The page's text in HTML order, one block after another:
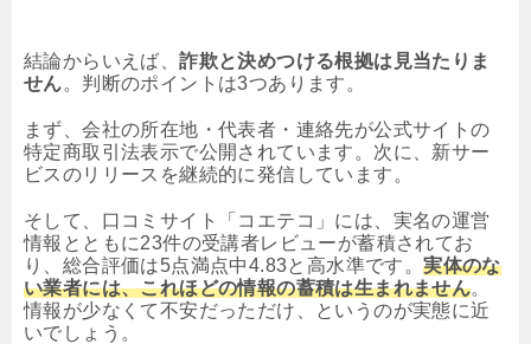
結論からいえば、詐欺と決めつける根拠は見当たりま
せん。判断のポイントは3つあります。
まず、会社の所在地・代表者・連絡先が公式サイトの
特定商取引法表示で公開されています。次に、新サー
ビスのリリースを継続的に発信しています。
そして、口コミサイト「コエテコ」には、実名の運営
情報とともに23件の受講者レビューが蓄積されてお
り、総合評価は5点満点中4.83と高水準です。実体のな
い業者には、これほどの情報の蓄積は生まれません。
情報が少なくて不安だっただけ、というのが実態に近
いでしょう。